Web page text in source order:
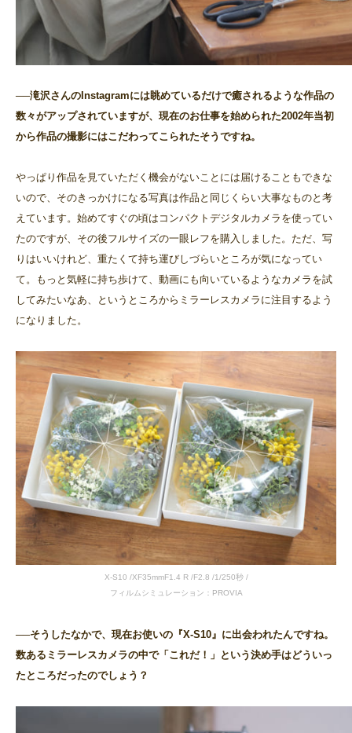
──滝沢さんのInstagramには眺めているだけで癒されるような作品の
数々がアップされていますが、現在のお仕事を始められた2002年当初
から作品の撮影にはこだわってこられたそうですね。
やっぱり作品を見ていただく機会がないことには届けることもできな
いので、そのきっかけになる写真は作品と同じくらい大事なものと考
えています。始めてすぐの頃はコンパクトデジタルカメラを使ってい
たのですが、その後フルサイズの一眼レフを購入しました。ただ、写
りはいいけれど、重たくて持ち運びしづらいところが気になってい
て。もっと気軽に持ち歩けて、動画にも向いているようなカメラを試
してみたいなあ、というところからミラーレスカメラに注目するよう
になりました。
X-S10 /XF35mmF1.4 R /F2.8 /1/250秒 /
フィルムシミュレーション：PROVIA
──そうしたなかで、現在お使いの『X-S10』に出会われたんですね。
数あるミラーレスカメラの中で「これだ！」という決め手はどういっ
たところだったのでしょう？